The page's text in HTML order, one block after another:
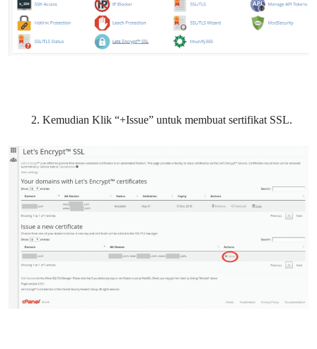
Kemudian Klik “+Issue” untuk membuat sertifikat SSL.